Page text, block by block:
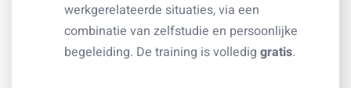
werkgerelateerde situaties, via een
combinatie van zelfstudie en persoonlijke
begeleiding. De training is volledig gratis.